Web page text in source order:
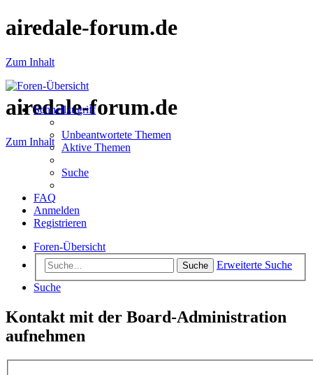
airedale-forum.de
Zum Inhalt
airedale-forum.de
Zum Inhalt
Schnellzugriff
Unbeantwortete Themen
Aktive Themen
Suche
FAQ
Anmelden
Registrieren
Foren-Übersicht
Suche
Erweiterte Suche
Suche
Kontakt mit der Board-Administration
aufnehmen